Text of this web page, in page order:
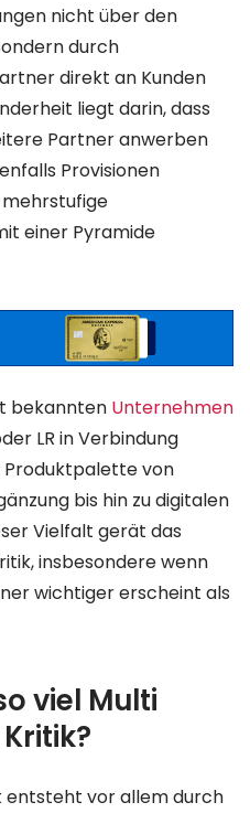
nicht über den
durch
direkt an Kunden
liegt darin, dass
Partner anwerben
Provisionen
einer Pyramide
bekannten Unternehmen
LR in Verbindung
von
bis hin zu digitalen
Vielfalt gerät das
insbesondere wenn
wichtiger erscheint als
viel Multi
entsteht vor allem durch